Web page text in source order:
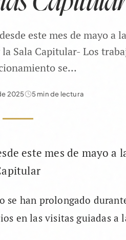
este mes de mayo a
Sala Capitular- Los
se…
2025 5 min de lectura
este mes de mayo a
se han prolongado
en las visitas guiadas a